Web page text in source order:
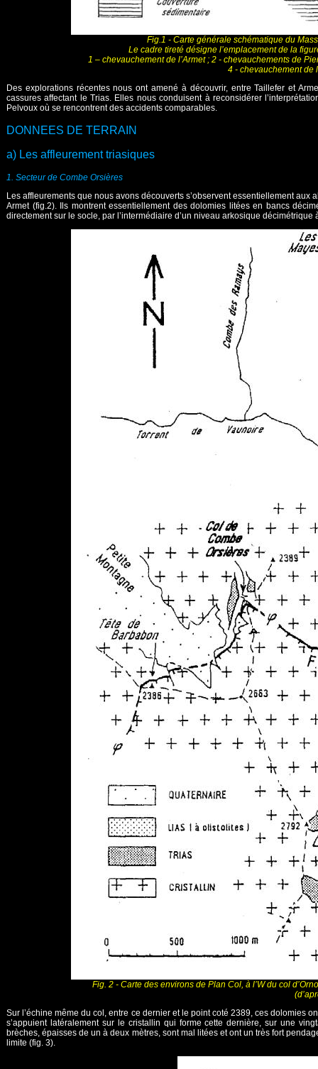
Fig.1 - Carte générale schématique du
Le cadre tireté désigne l’emplacement de la
1 – chevauchement de l’Armet ; 2 - chevauchements de
4 - chevauchement de
Des explorations récentes nous ont amené à découvrir, entre Taillefer et
cassures affectant le Trias. Elles nous conduisent à reconsidérer
Pelvoux où se rencontrent des accidents comparables.
DONNEES DE TERRAIN
a) Les affleurement triasiques
1. Secteur de Combe Orsières
Les affleurements que nous avons découverts s’observent essentiellement aux
Armet (fig.2). Ils montrent essentiellement des dolomies litées en bancs
directement sur le socle, par l’intermédiaire d’un niveau arkosique
Fig. 2 - Carte des environs de Plan Col, à l’W du col
Sur l’échine même du col, entre ce dernier et le point coté 2389, ces dolomies
s’appuient latéralement sur le cristallin qui forme cette dernière, sur une
brèches, épaisses de un à deux mètres, sont mal litées et ont un très fort
limite (fig. 3).